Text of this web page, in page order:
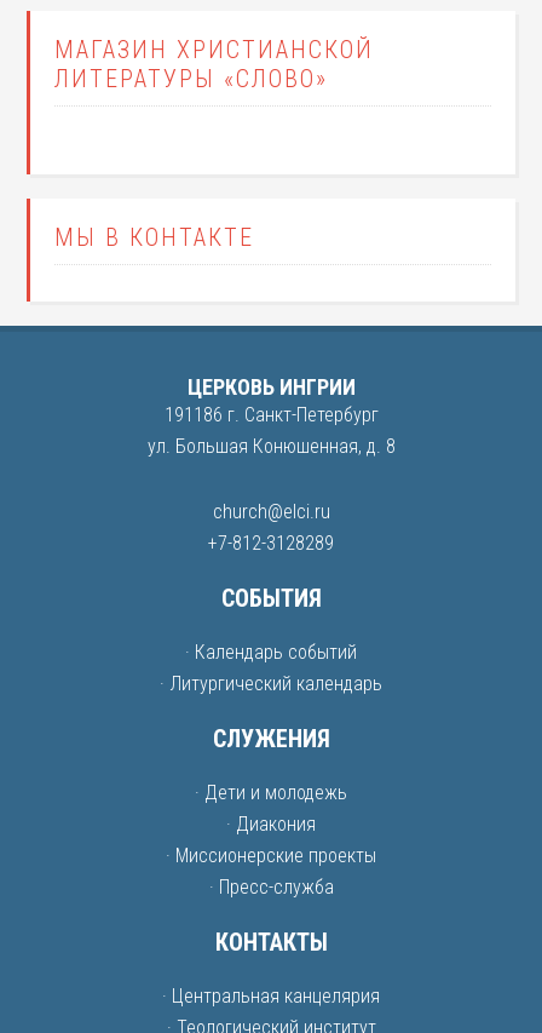
МАГАЗИН ХРИСТИАНСКОЙ
ЛИТЕРАТУРЫ «СЛОВО»
МЫ В КОНТАКТЕ
ЦЕРКОВЬ ИНГРИИ
191186 г. Санкт-Петербург
ул. Большая Конюшенная, д. 8
church@elci.ru
+7-812-3128289
СОБЫТИЯ
· Календарь событий
· Литургический календарь
СЛУЖЕНИЯ
· Дети и молодежь
· Диакония
· Миссионерские проекты
· Пресс-служба
КОНТАКТЫ
· Центральная канцелярия
· Теологический институт